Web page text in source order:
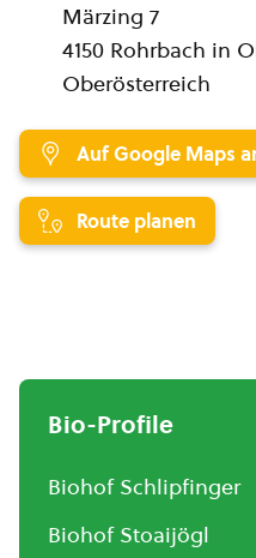
Märzing 7
4150 Rohrbach in
Oberösterreich
Auf Google Maps
Route planen
Bio-Profile
Biohof Schlipfinger
Biohof Stoaijögl